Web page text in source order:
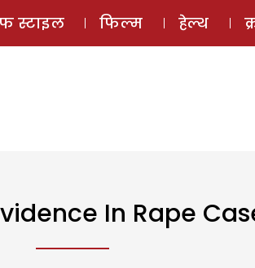
ई-मैगज़ीन
स्टाइल फिल्म हेल्थ
In Rape